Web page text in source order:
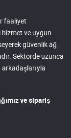
faaliyet
ve uygun
güvenlik ağ
Sektörde uzunca
ve sipariş